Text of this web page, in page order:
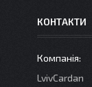
КОНТАКТИ
LvivCardan